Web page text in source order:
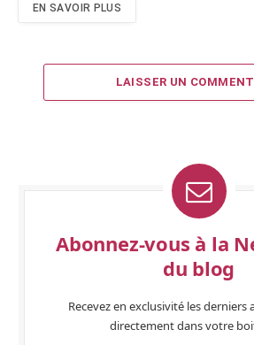
EN SAVOIR PLUS
LAISSER UN
Abonnez-vous à la
du blog
Recevez en exclusivité les derniers
directement dans votre